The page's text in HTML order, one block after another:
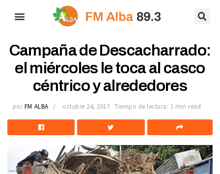
Campaña de Descacharrado:
el miércoles le toca al casco
céntrico y alrededores
por FM ALBA octubre 24, 2017 Tiempo de lectura: 1 min read